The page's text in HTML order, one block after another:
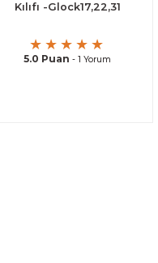
Kılıfı -Glock17,22,31
5.0 Puan - 1 Yorum